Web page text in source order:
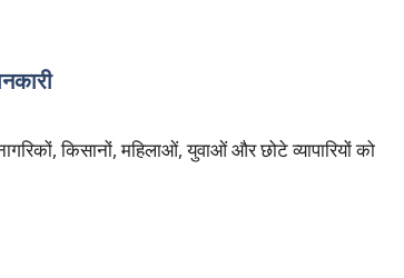
किसानों, महिलाओं, युवाओं और छोटे व्यापारियों को